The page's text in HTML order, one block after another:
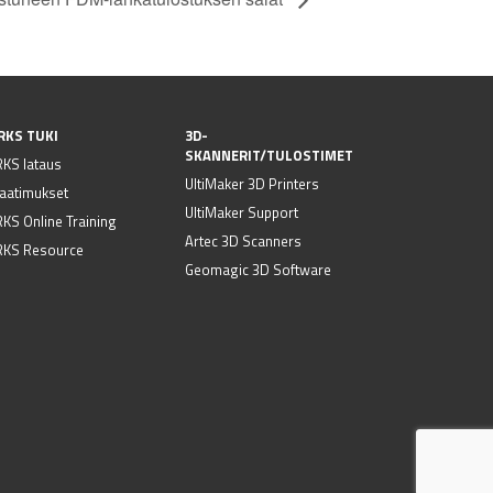
TUKI
lataus
Online Training
Resource
3D-
SKANNERIT/TULOSTIMET
UltiMaker 3D Printers
UltiMaker Support
Artec 3D Scanners
Geomagic 3D Software